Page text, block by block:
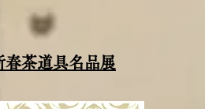
春茶道具名品展